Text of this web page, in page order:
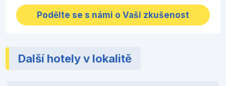
Podělte se s námi o Vaši zkušenost
Další hotely v lokalitě